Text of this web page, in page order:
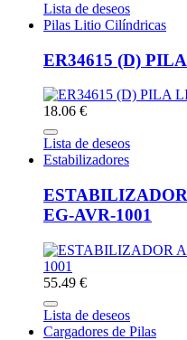
Lista de deseos
Pilas Litio Cilíndricas
ER34615 (D)
18.06 €
Lista de deseos
Estabilizadores
EG-AVR-1001
55.49 €
Lista de deseos
Cargadores de Pilas